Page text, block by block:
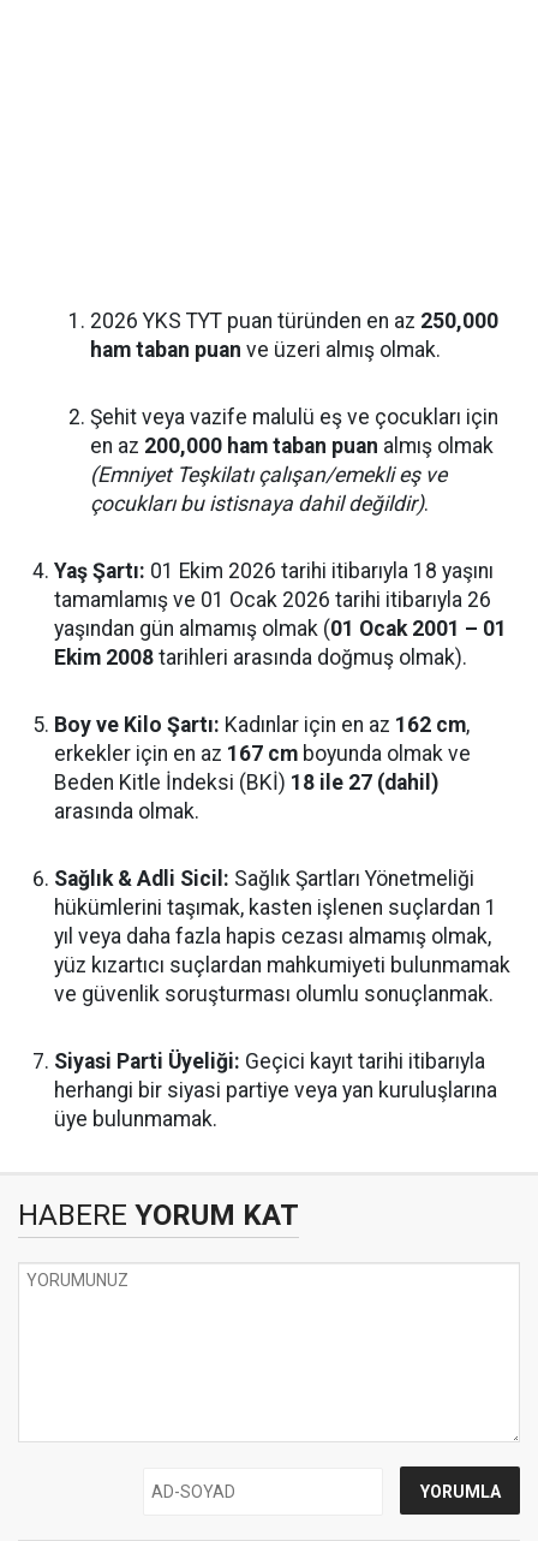
2026 YKS TYT puan türünden en az 250,000
ham taban puan ve üzeri almış olmak.
Şehit veya vazife malulü eş ve çocukları için
en az 200,000 ham taban puan almış olmak
(Emniyet Teşkilatı çalışan/emekli eş ve
çocukları bu istisnaya dahil değildir).
Yaş Şartı: 01 Ekim 2026 tarihi itibarıyla 18 yaşını
tamamlamış ve 01 Ocak 2026 tarihi itibarıyla 26
yaşından gün almamış olmak (01 Ocak 2001 – 01
Ekim 2008 tarihleri arasında doğmuş olmak).
Boy ve Kilo Şartı: Kadınlar için en az 162 cm,
erkekler için en az 167 cm boyunda olmak ve
Beden Kitle İndeksi (BKİ) 18 ile 27 (dahil)
arasında olmak.
Sağlık & Adli Sicil: Sağlık Şartları Yönetmeliği
hükümlerini taşımak, kasten işlenen suçlardan 1
yıl veya daha fazla hapis cezası almamış olmak,
yüz kızartıcı suçlardan mahkumiyeti bulunmamak
ve güvenlik soruşturması olumlu sonuçlanmak.
Siyasi Parti Üyeliği: Geçici kayıt tarihi itibarıyla
herhangi bir siyasi partiye veya yan kuruluşlarına
üye bulunmamak.
HABERE YORUM KAT